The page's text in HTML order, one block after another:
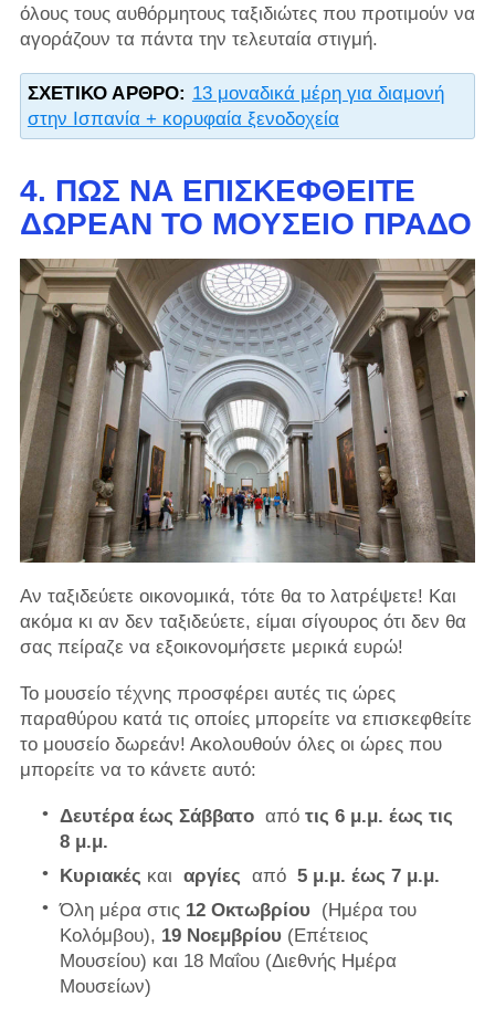
όλους τους αυθόρμητους ταξιδιώτες που προτιμούν να
αγοράζουν τα πάντα την τελευταία στιγμή.
ΣΧΕΤΙΚΌ ΆΡΘΡΟ: 13 μοναδικά μέρη για διαμονή
στην Ισπανία + κορυφαία ξενοδοχεία
4. ΠΏΣ ΝΑ ΕΠΙΣΚΕΦΘΕΊΤΕ
ΔΩΡΕΆΝ ΤΟ ΜΟΥΣΕΊΟ ΠΡΆΔΟ
Αν ταξιδεύετε οικονομικά, τότε θα το λατρέψετε! Και
ακόμα κι αν δεν ταξιδεύετε, είμαι σίγουρος ότι δεν θα
σας πείραζε να εξοικονομήσετε μερικά ευρώ!
Το μουσείο τέχνης προσφέρει αυτές τις ώρες
παραθύρου κατά τις οποίες μπορείτε να επισκεφθείτε
το μουσείο δωρεάν! Ακολουθούν όλες οι ώρες που
μπορείτε να το κάνετε αυτό:
Δευτέρα έως Σάββατοαπό τις 6 μ.μ. έως τις
8 μ.μ.
Κυριακές και αργίες από 5 μ.μ. έως 7 μ.μ.
Όλη μέρα στις 12 Οκτωβρίου(Ημέρα του
Κολόμβου), 19 Νοεμβρίου(Επέτειος
Μουσείου) και 18 Μαΐου (Διεθνής Ημέρα
Μουσείων)